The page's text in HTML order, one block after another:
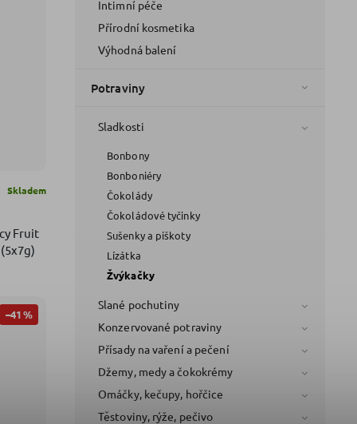
Intimní péče
Přírodní kosmetika
Výhodná balení
Potraviny
Sladkosti
Bonbony
Bonboniéry
Čokolády
Čokoládové tyčinky
Sušenky a piškoty
Lízátka
Žvýkačky
Slané pochutiny
Konzervované potraviny
Přísady na vaření a pečení
Džemy, medy a čokokrémy
Omáčky, kečupy, hořčice
Těstoviny, rýže, pečivo
Fruit
Skladem
–41 %